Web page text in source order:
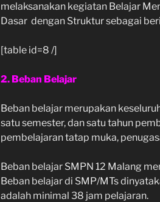
melaksanakan kegiatan Belajar
Dasar dengan Struktur sebagai
[table id=8 /]
2. Beban Belajar
Beban belajar merupakan
satu semester, dan satu tahun
pembelajaran tatap muka,
Beban belajar SMPN 12 Malang
Beban belajar di SMP/MTs
adalah minimal 38 jam pelajaran.